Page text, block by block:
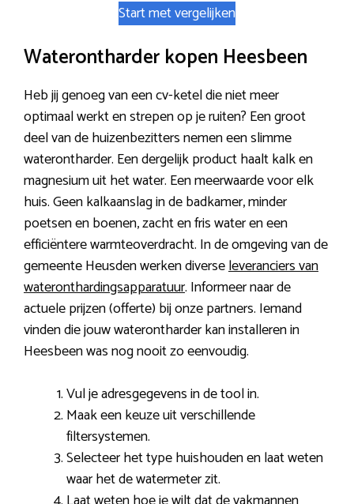
Start met vergelijken
Waterontharder kopen Heesbeen
Heb jij genoeg van een cv-ketel die niet meer
optimaal werkt en strepen op je ruiten? Een groot
deel van de huizenbezitters nemen een slimme
waterontharder. Een dergelijk product haalt kalk en
magnesium uit het water. Een meerwaarde voor elk
huis. Geen kalkaanslag in de badkamer, minder
poetsen en boenen, zacht en fris water en een
efficiëntere warmteoverdracht. In de omgeving van de
gemeente Heusden werken diverseleveranciers van
wateronthardingsapparatuur. Informeer naar de
actuele prijzen (offerte) bij onze partners. Iemand
vinden die jouw waterontharder kan installeren in
Heesbeen was nog nooit zo eenvoudig.
Vul je adresgegevens in de tool in.
Maak een keuze uit verschillende
filtersystemen.
Selecteer het type huishouden en laat weten
waar het de watermeter zit.